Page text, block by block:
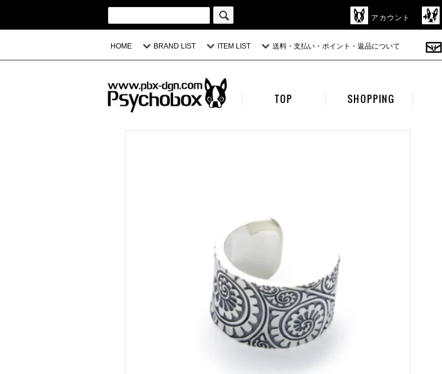
アカウント
HOME BRAND LIST ITEM LIST 送料・支払い・ポイント・返品について
TOP SHOPPING